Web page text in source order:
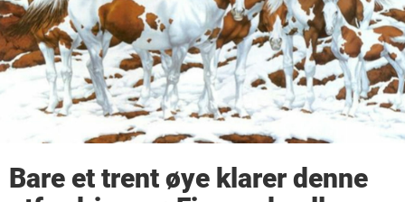
Bare et trent øye klarer denne